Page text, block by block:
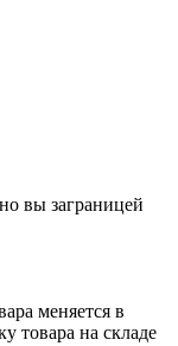
вы заграницей
меняется в
товара на складе